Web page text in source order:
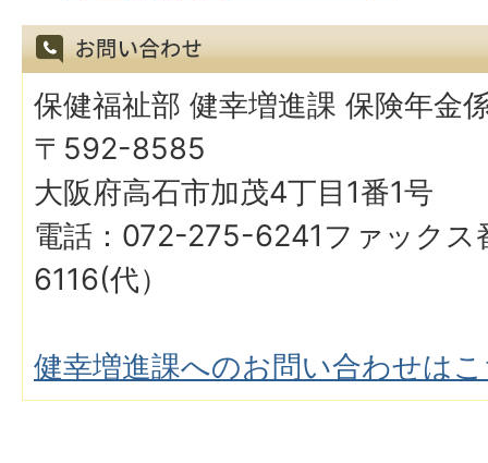
保健福祉部 健幸増進課 保険年金
〒592-8585
大阪府高石市加茂4丁目1番1号
電話：072-275-6241ファック
6116(代）
健幸増進課へのお問い合わせは